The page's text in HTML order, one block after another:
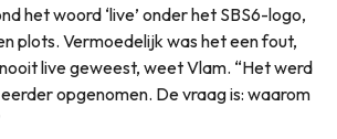
het woord ‘live’ onder het SBS6-logo,
plots. Vermoedelijk was het een fout,
live geweest, weet Vlam. “Het werd
opgenomen. De vraag is: waarom